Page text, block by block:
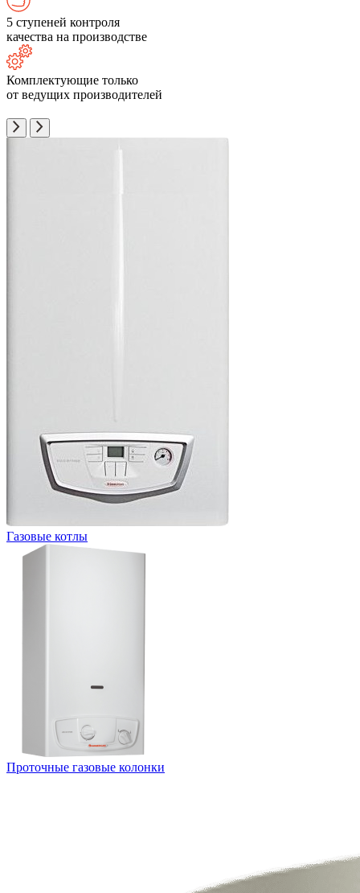
5 ступеней контроля
качества на производстве
Комплектующие только
от ведущих производителей
Газовые котлы
Проточные газовые колонки